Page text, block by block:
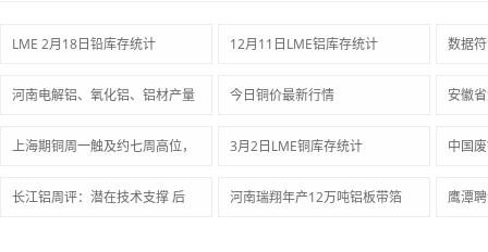
LME 2月18日铅库存统计 12月11日LME铝库存统计 数据
河南电解铝、氧化铝、铝材产量 今日铜价最新行情 安徽
上海期铜周一触及约七周高位， 3月2日LME铜库存统计 中国
长江铝周评：潜在技术支撑 后 河南瑞翔年产12万吨铝板带箔 鹰潭